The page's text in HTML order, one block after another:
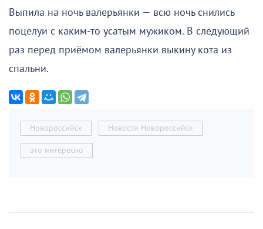
Выпила на ночь валерьянки — всю ночь снились
поцелуи с каким-то усатым мужиком. В следующий
раз перед приёмом валерьянки выкину кота из
спальни.
Новороссийск Новости Новороссийск
это интересно